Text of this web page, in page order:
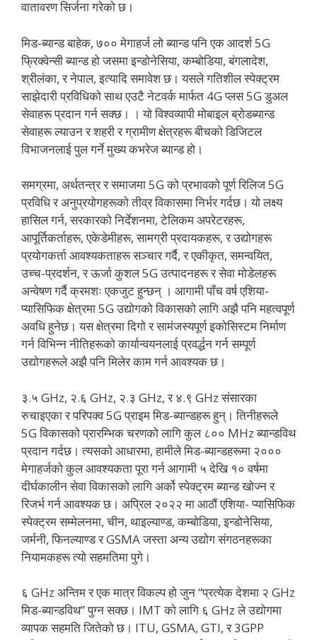
वातावरण सिर्जना गरेको छ।
मिड-ब्यान्ड बाहेक, ७०० मेगाहर्ज लो ब्यान्ड पनि एक आदर्श 5G
फ्रिक्वेन्सी ब्यान्ड हो जसमा इन्डोनेसिया, कम्बोडिया, बंगलादेश,
श्रीलंका, र नेपाल, इत्यादि समावेश छ। यसले गतिशील स्पेक्ट्रम
साझेदारी प्रविधिको साथ एउटै नेटवर्क मार्फत 4G प्लस 5G डुअल
सेवाहरू प्रदान गर्न सक्छ। । यो विश्वव्यापी मोबाइल ब्रोडब्यान्ड
सेवाहरू ल्याउन र शहरी र ग्रामीण क्षेत्रहरू बीचको डिजिटल
विभाजनलाई पुल गर्ने मुख्य कभरेज ब्यान्ड हो।
समग्रमा, अर्थतन्त्र र समाजमा 5G को प्रभावको पूर्ण रिलिज 5G
प्रविधि र अनुप्रयोगहरूको तीव्र विकासमा निर्भर गर्दछ। यो लक्ष्य
हासिल गर्न, सरकारको निर्देशनमा, टेलिकम अपरेटरहरू,
आपूर्तिकर्ताहरू, एकेडेमीहरू, सामग्री प्रदायकहरू, र उद्योगहरू
प्रयोगकर्ता आवश्यकताहरू सञ्चार गर्दै, र एकीकृत, समन्वयित,
उच्च-प्रदर्शन, र ऊर्जा कुशल 5G उत्पादनहरू र सेवा मोडेलहरू
अन्वेषण गर्दै क्रमशः एकजुट हुन्छन् । आगामी पाँच वर्ष एशिया-
प्यासिफिक क्षेत्रमा 5G उद्योगको विकासको लागि अझै पनि महत्वपूर्ण
अवधि हुनेछ। यस क्षेत्रमा दिगो र सामंजस्यपूर्ण इकोसिस्टम निर्माण
गर्न विभिन्न नीतिहरूको कार्यान्वयनलाई प्रवर्द्धन गर्न सम्पूर्ण
उद्योगहरूले अझै पनि मिलेर काम गर्न आवश्यक छ।
३.५ GHz, २.६ GHz, २.३ GHz, र ४.९ GHz संसारका
रुचाइएका र परिपक्व 5G प्राइम मिड-ब्यान्डहरू हुन्। तिनीहरूले
5G विकासको प्रारम्भिक चरणको लागि कुल ८०० MHz ब्यान्डविथ
प्रदान गर्दछ। त्यसको आधारमा, हामीले मिड-ब्यान्डहरूमा २०००
मेगाहर्जको कुल आवश्यकता पूरा गर्न आगामी ५ देखि १० वर्षमा
दीर्घकालीन सेवा विकासको लागि अर्को स्पेक्ट्रम ब्यान्ड खोज्न र
रिजर्भ गर्न आवश्यक छ। अप्रिल २०२२ मा आठौं एशिया- प्यासिफिक
स्पेक्ट्रम सम्मेलनमा, चीन, थाइल्याण्ड, कम्बोडिया, इन्डोनेसिया,
जर्मनी, फिनल्याण्ड र GSMA जस्ता अन्य उद्योग संगठनहरूका
नियामकहरू त्यो सहमतिमा पुगे।
६ GHz अन्तिम र एक मात्र विकल्प हो जुन “प्रत्येक देशमा २ GHz
मिड-ब्यान्डविथ” पुग्न सक्छ। IMT को लागि ६ GHz ले उद्योगमा
व्यापक सहमति जितेको छ। ITU, GSMA, GTI, र 3GPP